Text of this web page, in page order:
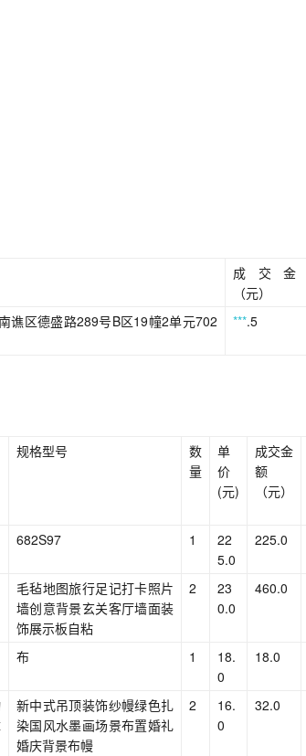
成交金
（元）
谯区德盛路289号B区19幢2单元702
***.5
规格型号
数
量
单
价
(元)
成交金
额
（元）
682S97 1
22
5.0
225.0
毛毡地图旅行足记打卡照片
墙创意背景玄关客厅墙面装
饰展示板自粘
2
23
0.0
460.0
布 1
18.
0
18.0
新中式吊顶装饰纱幔绿色扎
染国风水墨画场景布置婚礼
婚庆背景布幔
2
16.
0
32.0